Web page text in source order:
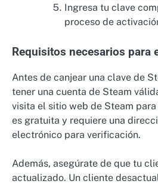
Ingresa tu clave
proceso de
Requisitos necesarios para
Antes de canjear una clave de
tener una cuenta de Steam
visita el sitio web de Steam
es gratuita y requiere una
electrónico para verificación.
Además, asegúrate de que tu
actualizado. Un cliente